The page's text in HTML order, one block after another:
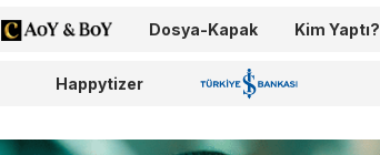
AoY/BoY Dosya-Kapak Kim Yaptı?
Happytizer İş Bankası 100.Yıl